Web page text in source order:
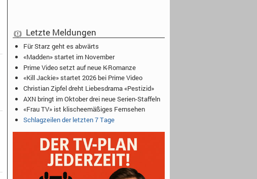
Letzte Meldungen
Für Starz geht es abwärts
«Madden» startet im November
Prime Video setzt auf neue K-Romanze
«Kill Jackie» startet 2026 bei Prime Video
Christian Zipfel dreht Liebesdrama «Pestizid»
AXN bringt im Oktober drei neue Serien-Staffeln
«Frau TV» ist klischeemäßiges Fernsehen
Schlagzeilen der letzten 7 Tage